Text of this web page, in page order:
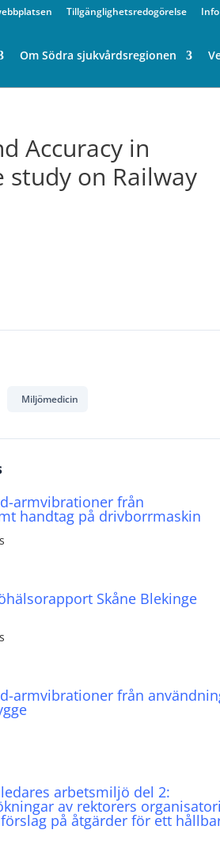
Tillgänglighetsredogörelse
Om Södra sjukvårdsregionen
Accuracy in
study on Railway
Miljömedicin
armvibrationer från
handtag på drivborrmaskin
Skåne Blekinge
armvibrationer från
arbetsmiljö del 2:
av rektorers
på åtgärder för ett